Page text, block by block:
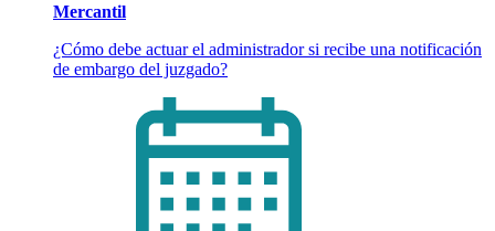
Mercantil
¿Cómo debe actuar el administrador si recibe una notificación
de embargo del juzgado?